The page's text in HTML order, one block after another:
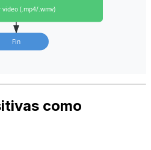
video (.mp4/.wmv)
Fin
como